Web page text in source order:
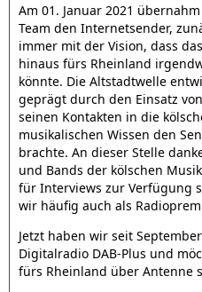
Am 01. Januar 2021
Team den Internetsender,
immer mit der Vision, dass
hinaus fürs Rheinland
könnte. Die Altstadtwelle
geprägt durch den Einsatz
seinen Kontakten in die
musikalischen Wissen den
brachte. An dieser Stelle
und Bands der kölschen
für Interviews zur Verfügung
wir häufig auch als
Jetzt haben wir seit
Digitalradio DAB-Plus und
fürs Rheinland über Antenne